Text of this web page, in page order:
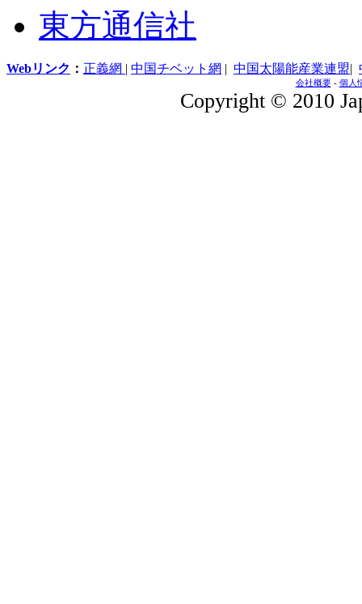
東方通信社
Webリンク ： 正義網 | 中国チベット網 | 中国太陽能産業連盟|
会社概要- 個人
Copyright © 2010